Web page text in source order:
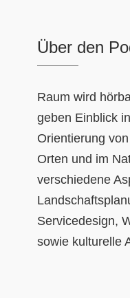
Über den
Raum wird
geben Einblick
Orientierung
Orten und im
verschiedene
Servicedesign,
sowie kulturelle